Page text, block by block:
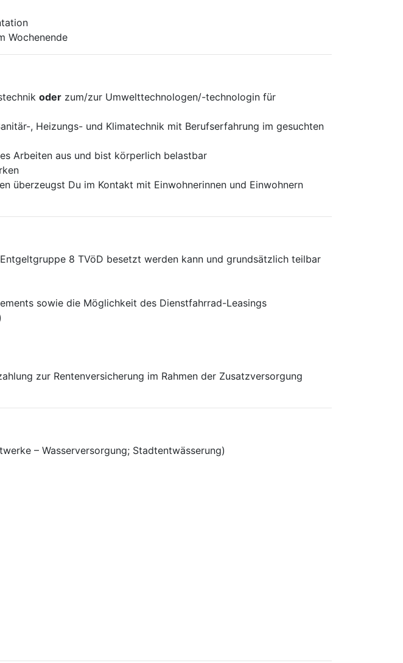
Wochenende
oder zum/zur Umwelttechnologen/-technologin für
, Heizungs- und Klimatechnik mit Berufserfahrung im gesuchten
Arbeiten aus und bist körperlich belastbar
überzeugst Du im Kontakt mit Einwohnerinnen und Einwohnern
8 TVöD besetzt werden kann und grundsätzlich teilbar
sowie die Möglichkeit des Dienstfahrrad-Leasings
zur Rentenversicherung im Rahmen der Zusatzversorgung
– Wasserversorgung; Stadtentwässerung)